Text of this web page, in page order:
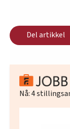
Del artikkel
Nå:4